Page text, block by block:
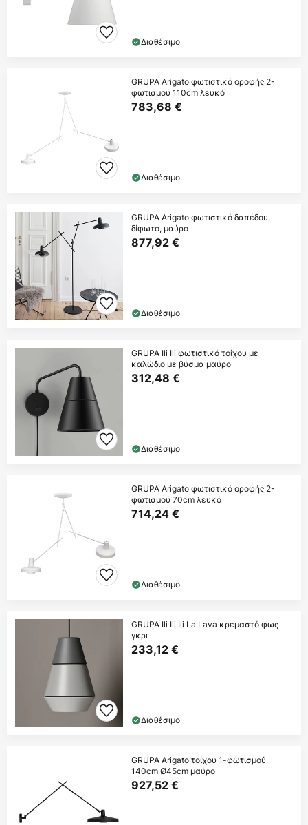
Διαθέσιμο
GRUPA Arigato φωτιστικό οροφής 2-
φωτισμού 110cm λευκό
783,68 €
Διαθέσιμο
GRUPA Arigato φωτιστικό δαπέδου,
δίφωτο, μαύρο
877,92 €
Διαθέσιμο
GRUPA Ili Ili φωτιστικό τοίχου με
καλώδιο με βύσμα μαύρο
312,48 €
Διαθέσιμο
GRUPA Arigato φωτιστικό οροφής 2-
φωτισμού 70cm λευκό
714,24 €
Διαθέσιμο
GRUPA Ili Ili Ili La Lava κρεμαστό φως
γκρι
233,12 €
Διαθέσιμο
GRUPA Arigato τοίχου 1-φωτισμού
140cm Ø45cm μαύρο
927,52 €